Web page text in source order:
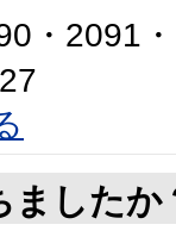
・2091
ましたか